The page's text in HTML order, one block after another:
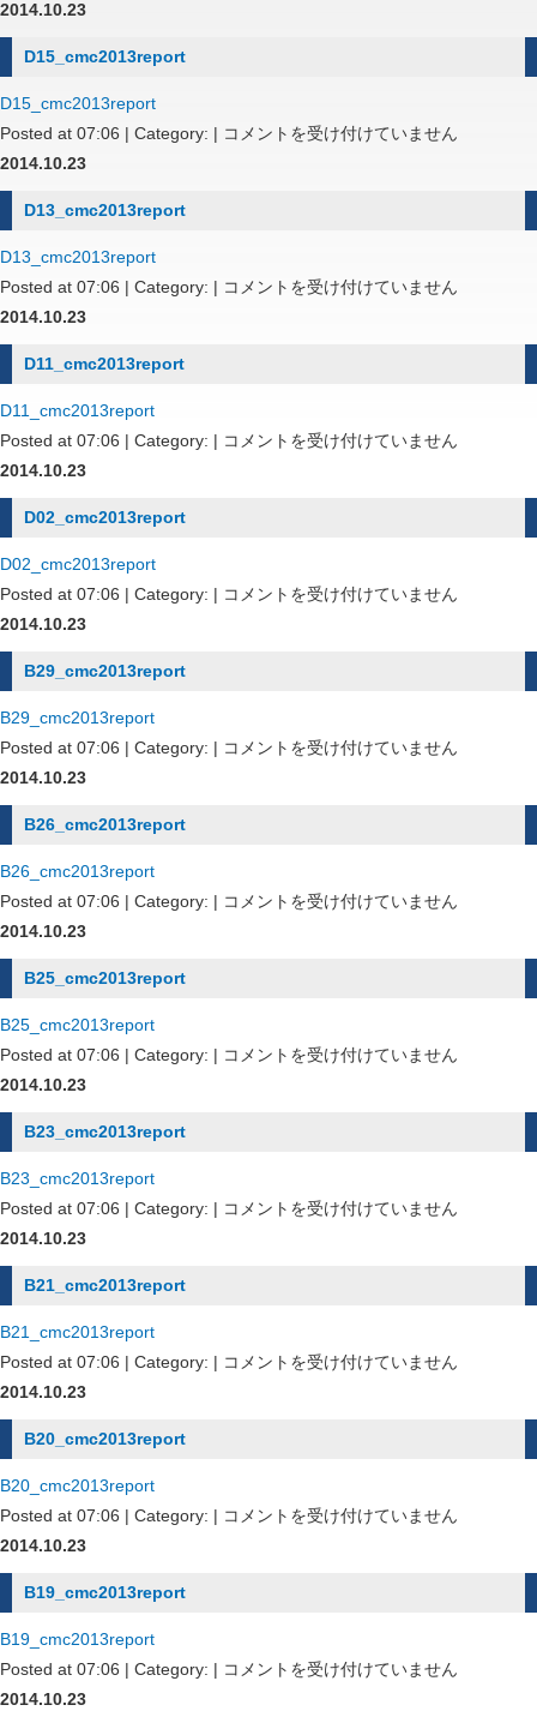
2014.10.23
D15_cmc2013report
D15_cmc2013report
Posted at 07:06 | Category: | D15_cmc2013report
コメントを受け付けていません
2014.10.23
D13_cmc2013report
D13_cmc2013report
Posted at 07:06 | Category: | D13_cmc2013report
コメントを受け付けていません
2014.10.23
D11_cmc2013report
D11_cmc2013report
Posted at 07:06 | Category: | D11_cmc2013report
コメントを受け付けていません
2014.10.23
D02_cmc2013report
D02_cmc2013report
Posted at 07:06 | Category: | D02_cmc2013report
コメントを受け付けていません
2014.10.23
B29_cmc2013report
B29_cmc2013report
Posted at 07:06 | Category: | B29_cmc2013report
コメントを受け付けていません
2014.10.23
B26_cmc2013report
B26_cmc2013report
Posted at 07:06 | Category: | B26_cmc2013report
コメントを受け付けていません
2014.10.23
B25_cmc2013report
B25_cmc2013report
Posted at 07:06 | Category: | B25_cmc2013report
コメントを受け付けていません
2014.10.23
B23_cmc2013report
B23_cmc2013report
Posted at 07:06 | Category: | B23_cmc2013report
コメントを受け付けていません
2014.10.23
B21_cmc2013report
B21_cmc2013report
Posted at 07:06 | Category: | B21_cmc2013report
コメントを受け付けていません
2014.10.23
B20_cmc2013report
B20_cmc2013report
Posted at 07:06 | Category: | B20_cmc2013report
コメントを受け付けていません
2014.10.23
B19_cmc2013report
B19_cmc2013report
Posted at 07:06 | Category: | B19_cmc2013report
コメントを受け付けていません
2014.10.23